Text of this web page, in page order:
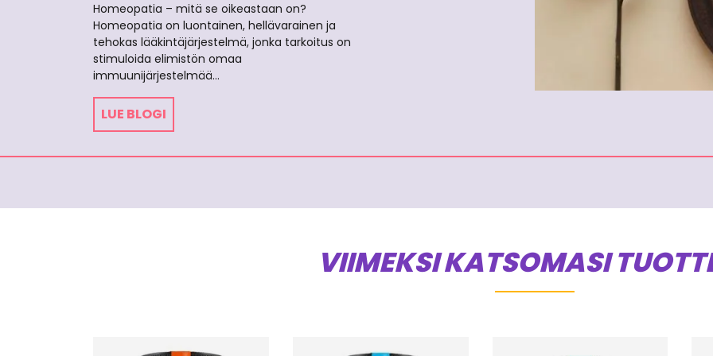
Homeopatia – mitä se oikeastaan on?
Homeopatia on luontainen, hellävarainen ja
tehokas lääkintäjärjestelmä, jonka tarkoitus on
stimuloida elimistön omaa
immuunijärjestelmää…
LUE BLOGI
VIIMEKSI KATSOMASI